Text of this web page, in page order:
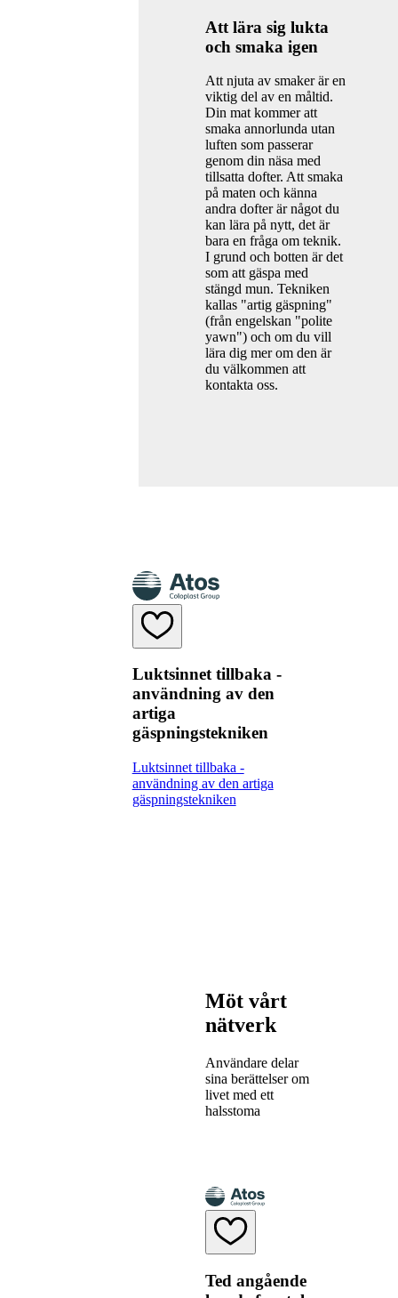
Att lära sig lukta
och smaka igen
Att njuta av smaker är en
viktig del av en måltid.
Din mat kommer att
smaka annorlunda utan
luften som passerar
genom din näsa med
tillsatta dofter. Att smaka
på maten och känna
andra dofter är något du
kan lära på nytt, det är
bara en fråga om teknik.
I grund och botten är det
som att gäspa med
stängd mun. Tekniken
kallas "artig gäspning"
(från engelskan "polite
yawn") och om du vill
lära dig mer om den är
du välkommen att
kontakta oss.
Luktsinnet tillbaka -
användning av den
artiga
gäspningstekniken
Luktsinnet tillbaka -
användning av den artiga
gäspningstekniken
Möt vårt
nätverk
Användare delar
sina berättelser om
livet med ett
halsstoma
Ted angående